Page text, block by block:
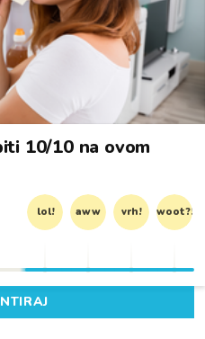
10/10 na ovom
lol! aww vrh! woot?!